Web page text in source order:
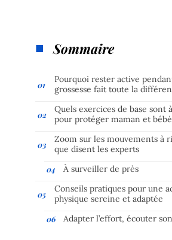
Sommaire
Pourquoi rester active
grossesse fait toute la
Quels exercices de base sont
pour protéger maman et
Zoom sur les mouvements à
que disent les experts
À surveiller de près
Conseils pratiques pour une
physique sereine et adaptée
Adapter l’effort, écouter